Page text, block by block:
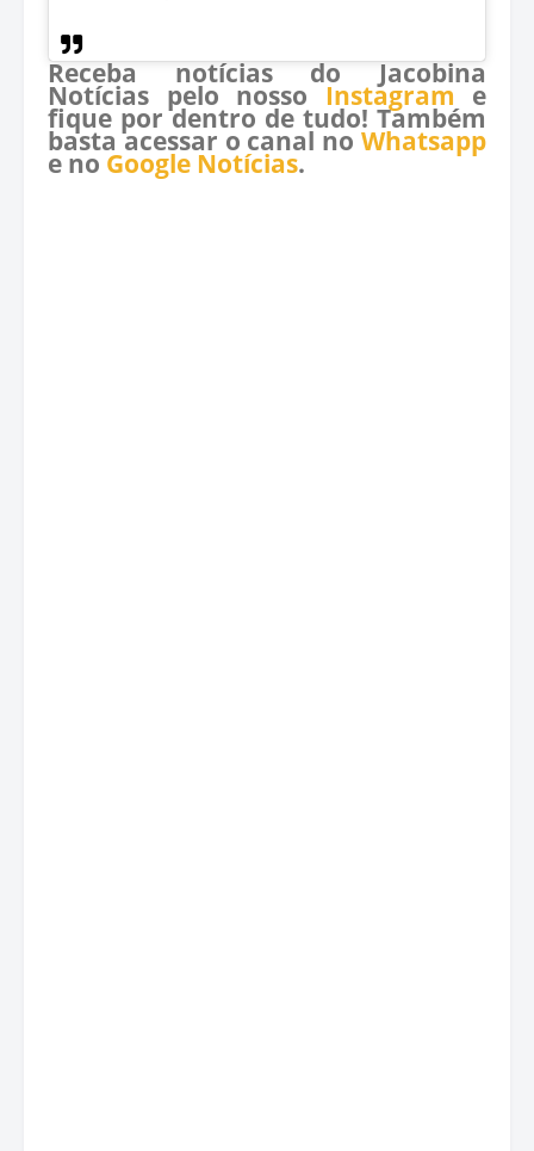
Receba notícias do Jacobina
Notícias pelo nosso Instagram e
fique por dentro de tudo! Também
basta acessar o canal no Whatsapp
e no Google Notícias.